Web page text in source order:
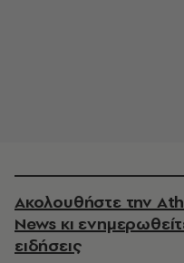
Ακολουθήστε την
News κι
ειδήσεις